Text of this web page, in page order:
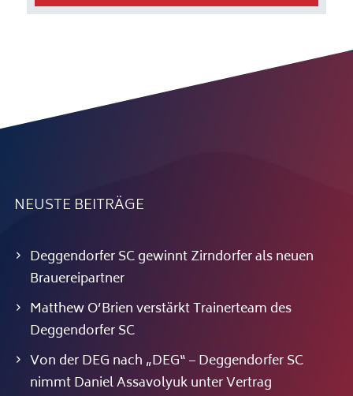
NEUSTE BEITRÄGE
Deggendorfer SC gewinnt Zirndorfer als neuen
Brauereipartner
Matthew O’Brien verstärkt Trainerteam des
Deggendorfer SC
Von der DEG nach „DEG“ – Deggendorfer SC
nimmt Daniel Assavolyuk unter Vertrag